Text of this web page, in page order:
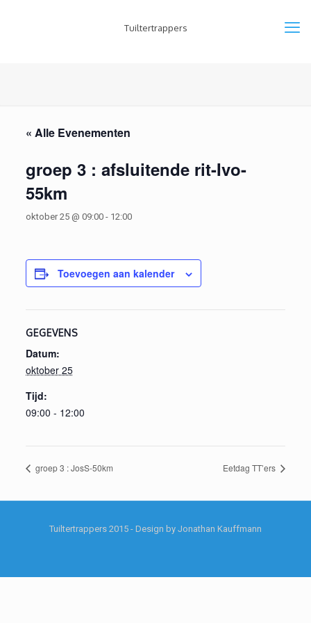
Tuiltertrappers
« Alle Evenementen
groep 3 : afsluitende rit-Ivo-
55km
oktober 25 @ 09:00- 12:00
Toevoegen aan kalender
GEGEVENS
Datum:
oktober 25
Tijd:
09:00 - 12:00
groep 3 : JosS-50km Eetdag TT’ers
Tuiltertrappers 2015 - Design by Jonathan Kauffmann